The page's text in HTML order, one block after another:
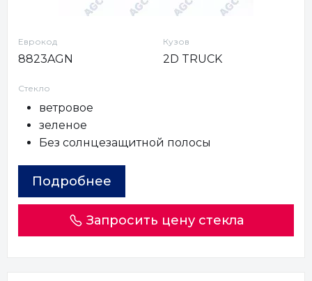
Еврокод
8823AGN
Кузов
2D TRUCK
Стекло
ветровое
зеленое
Без солнцезащитной полосы
Подробнее
Запросить цену стекла